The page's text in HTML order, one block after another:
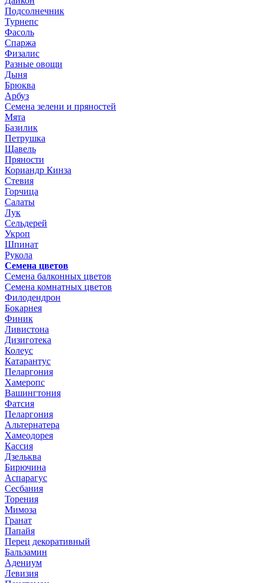
Подсолнечник
Турнепс
Фасоль
Спаржа
Физалис
Разные овощи
Дыня
Брюква
Арбуз
Семена зелени и пряностей
Мята
Базилик
Петрушка
Щавель
Пряности
Кориандр Кинза
Стевия
Горчица
Салаты
Лук
Сельдерей
Укроп
Шпинат
Рукола
Семена цветов
Семена балконных цветов
Семена комнатных цветов
Филодендрон
Бокарнея
Финик
Ливистона
Дизиготека
Колеус
Катарантус
Пеларгония
Хамеропс
Вашингтония
Фатсия
Пеларгония
Альтернатера
Хамеодорея
Кассия
Дзельква
Бирючина
Аспарагус
Сесбания
Торения
Мимоза
Гранат
Папайя
Перец декоративный
Бальзамин
Адениум
Левизия